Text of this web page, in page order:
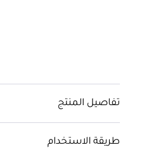
تفاصيل المنتج
طريقة الاستخدام